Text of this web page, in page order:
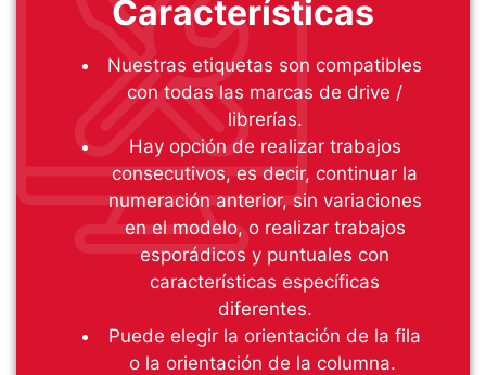
Características
Nuestras etiquetas son compatibles
con todas las marcas de drive /
librerías.
Hay opción de realizar trabajos
consecutivos, es decir, continuar la
numeración anterior, sin variaciones
en el modelo, o realizar trabajos
esporádicos y puntuales con
características específicas
diferentes.
Puede elegir la orientación de la fila
o la orientación de la columna.